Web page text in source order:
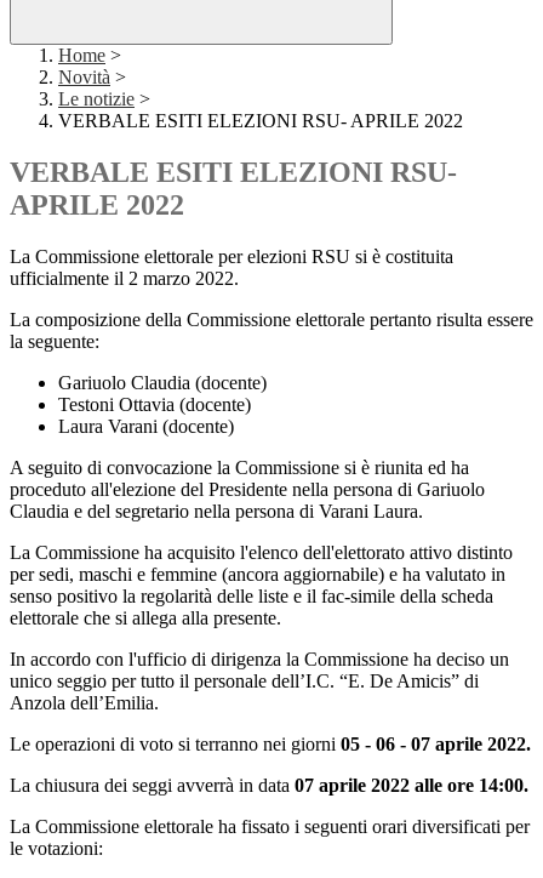
Home >
Novità >
Le notizie >
VERBALE ESITI ELEZIONI RSU- APRILE 2022
VERBALE ESITI ELEZIONI RSU-
APRILE 2022
La Commissione elettorale per elezioni RSU si è costituita
ufficialmente il 2 marzo 2022.
La composizione della Commissione elettorale pertanto risulta essere
la seguente:
Gariuolo Claudia (docente)
Testoni Ottavia (docente)
Laura Varani (docente)
A seguito di convocazione la Commissione si è riunita ed ha
proceduto all'elezione del Presidente nella persona di Gariuolo
Claudia e del segretario nella persona di Varani Laura.
La Commissione ha acquisito l'elenco dell'elettorato attivo distinto
per sedi, maschi e femmine (ancora aggiornabile) e ha valutato in
senso positivo la regolarità delle liste e il fac-simile della scheda
elettorale che si allega alla presente.
In accordo con l'ufficio di dirigenza la Commissione ha deciso un
unico seggio per tutto il personale dell’I.C. “E. De Amicis” di
Anzola dell’Emilia.
Le operazioni di voto si terranno nei giorni 05 - 06 - 07 aprile 2022.
La chiusura dei seggi avverrà in data 07 aprile 2022 alle ore 14:00.
La Commissione elettorale ha fissato i seguenti orari diversificati per
le votazioni: